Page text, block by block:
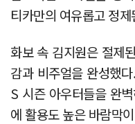
티카만의 여유롭고 정
화보 속 김지원은 절제
감과 비주얼을 완성했
S 시즌 아우터들을 완
에 활용도 높은 바람막